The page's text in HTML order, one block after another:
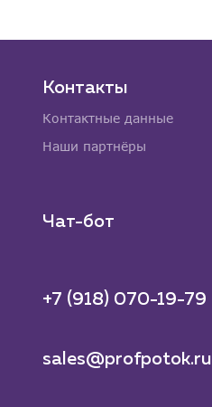
Контакты
Контактные данные
Наши партнёры
Чат-бот
+7 (918) 070-19-79
sales@profpotok.ru